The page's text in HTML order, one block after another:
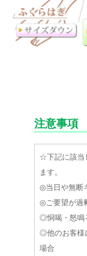
注意事項
☆下記に該当
ます。
◎当日や無断
◎ご要望が過
◎恫喝・怒鳴
◎他のお客様
場合